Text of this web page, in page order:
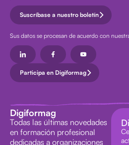
Suscríbase a nuestro boletín
Sus datos se procesan de acuerdo con
Participa en Digiformag
Digiformag
Todas las últimas novedades
en formación profesional
dedicadas a organizaciones